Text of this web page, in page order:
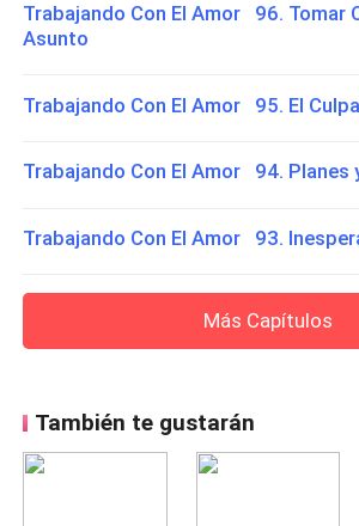
Trabajando Con El Amor 96. Tomar
Asunto
Trabajando Con El Amor 95. El
Trabajando Con El Amor 94. Planes
Trabajando Con El Amor 93.
Más Capítulos
También te gustarán